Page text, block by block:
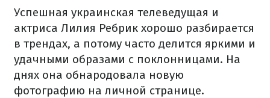
Успешная украинская телеведущая и
актриса Лилия Ребрик хорошо разбирается
в трендах, а потому часто делится яркими и
удачными образами с поклонницами. На
днях она обнародовала новую
фотографию на личной странице.